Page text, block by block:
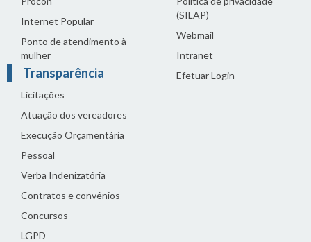
Internet Popular
Ponto de atendimento à
mulher
Transparência
Licitações
Atuação dos vereadores
Execução Orçamentária
Pessoal
Verba Indenizatória
Contratos e convênios
Concursos
LGPD
(SILAP)
Webmail
Intranet
Efetuar Login